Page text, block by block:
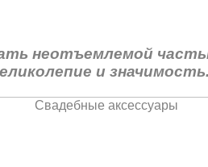
неотъемлемой
и значимость.